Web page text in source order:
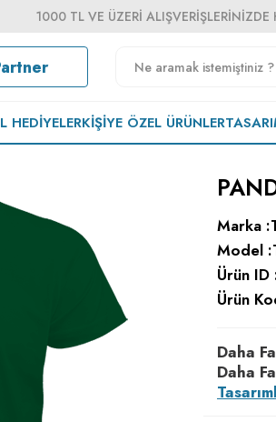
1000 TL VE ÜZERI
HEDIYELERKIŞIYE ÖZEL ÜRÜNLER
Marka :
Model :
Ürün ID
Ürün
Daha
Daha